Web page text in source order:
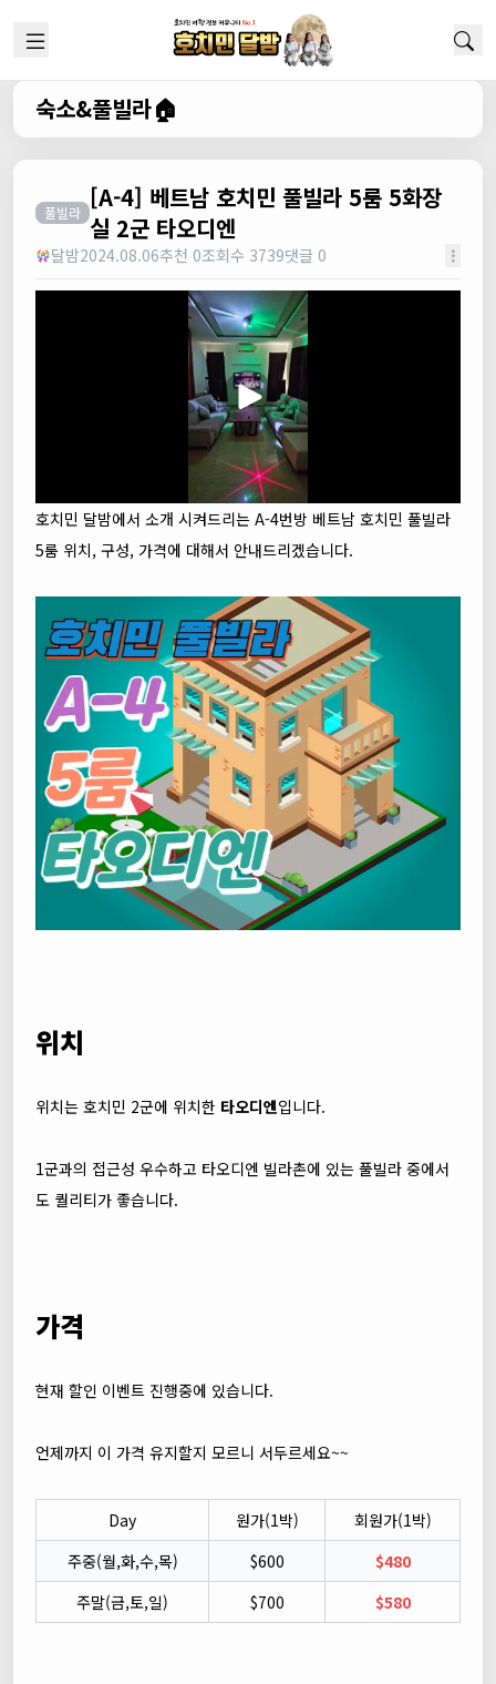
숙소&풀빌라🏠
풀빌라 [A-4] 베트남 호치민 풀빌라 5룸 5화장
실 2군 타오디엔
달밤2024.08.06추천 0조회수 3739댓글 0
호치민 달밤에서 소개 시켜드리는 A-4번방 베트남 호치민 풀빌라
5룸 위치, 구성, 가격에 대해서 안내드리겠습니다.
위치
위치는 호치민 2군에 위치한 타오디엔입니다.
1군과의 접근성 우수하고 타오디엔 빌라촌에 있는 풀빌라 중에서
도 퀄리티가 좋습니다.
가격
현재 할인 이벤트 진행중에 있습니다.
언제까지 이 가격 유지할지 모르니 서두르세요~~
Day 원가(1박)
회원가(1박)
주중(월,화,수,목)
$600
$480
주말(금,토,일)
$700 $580